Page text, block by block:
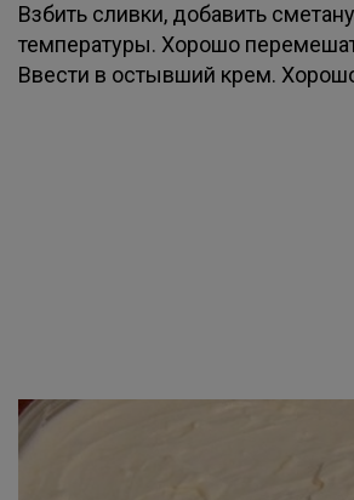
Взбить сливки, добавить
температуры. Хорошо
Ввести в остывший крем.